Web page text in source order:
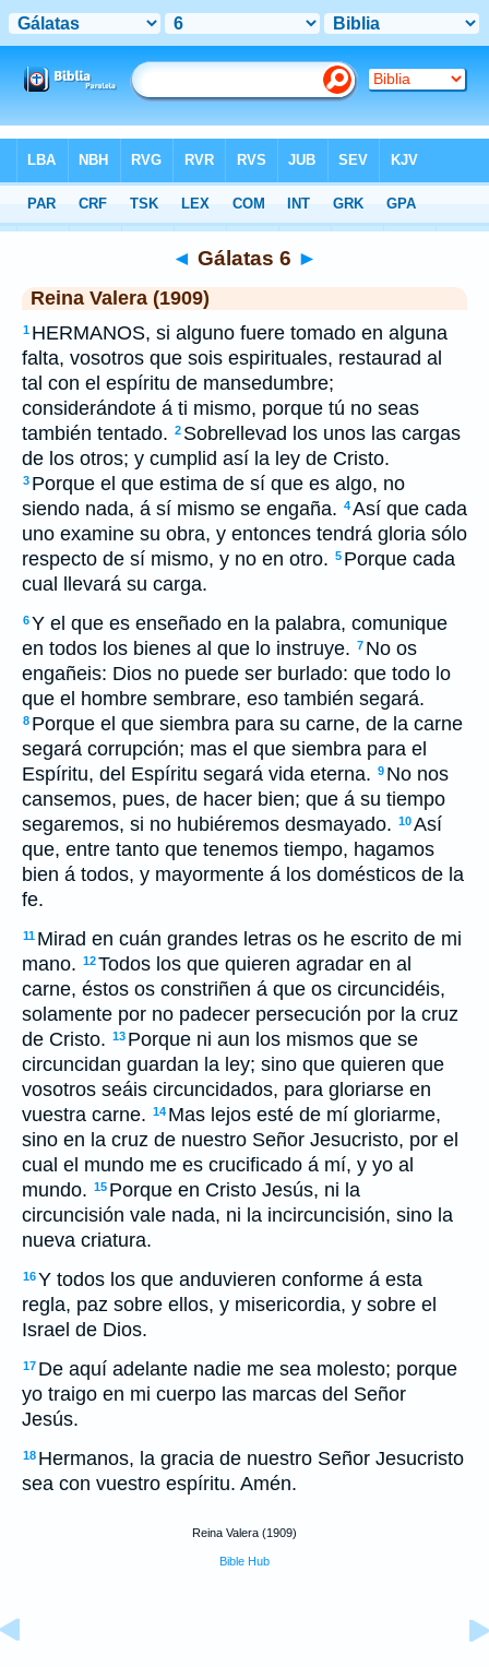
>RVR 1909 > Gálatas 6
◄ Gálatas 6 ►
Reina Valera (1909)
1 HERMANOS, si alguno fuere tomado en alguna
falta, vosotros que sois espirituales, restaurad al
tal con el espíritu de mansedumbre;
considerándote á ti mismo, porque tú no seas
también tentado. 2 Sobrellevad los unos las cargas
de los otros; y cumplid así la ley de Cristo.
3 Porque el que estima de sí que es algo, no
siendo nada, á sí mismo se engaña. 4Así que cada
uno examine su obra, y entonces tendrá gloria sólo
respecto de sí mismo, y no en otro. 5 Porque cada
cual llevará su carga.
6Y el que es enseñado en la palabra, comunique
en todos los bienes al que lo instruye. 7 No os
engañeis: Dios no puede ser burlado: que todo lo
que el hombre sembrare, eso también segará.
8 Porque el que siembra para su carne, de la carne
segará corrupción; mas el que siembra para el
Espíritu, del Espíritu segará vida eterna. 9 No nos
cansemos, pues, de hacer bien; que á su tiempo
segaremos, si no hubiéremos desmayado. 10Así
que, entre tanto que tenemos tiempo, hagamos
bien á todos, y mayormente á los domésticos de la
fe.
11 Mirad en cuán grandes letras os he escrito de mi
mano. 12Todos los que quieren agradar en al
carne, éstos os constriñen á que os circuncidéis,
solamente por no padecer persecución por la cruz
de Cristo. 13 Porque ni aun los mismos que se
circuncidan guardan la ley; sino que quieren que
vosotros seáis circuncidados, para gloriarse en
vuestra carne. 14 Mas lejos esté de mí gloriarme,
sino en la cruz de nuestro Señor Jesucristo, por el
cual el mundo me es crucificado á mí, y yo al
mundo. 15 Porque en Cristo Jesús, ni la
circuncisión vale nada, ni la incircuncisión, sino la
nueva criatura.
16Y todos los que anduvieren conforme á esta
regla, paz sobre ellos, y misericordia, y sobre el
Israel de Dios.
17 De aquí adelante nadie me sea molesto; porque
yo traigo en mi cuerpo las marcas del Señor
Jesús.
18 Hermanos, la gracia de nuestro Señor Jesucristo
sea con vuestro espíritu. Amén.
Reina Valera (1909)
Bible Hub